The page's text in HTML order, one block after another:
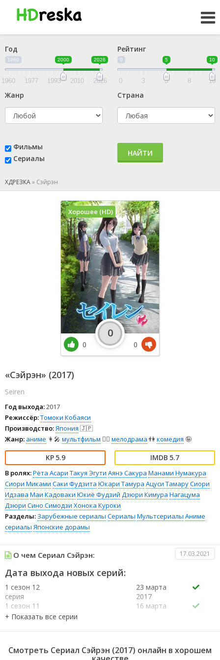
Год
1960 2000 2026
1960 1977 1993 2010 2026
Рейтинг
0 5 10
0 3 5 8 10
Жанр Страна
Фильмы
Сериалы
НАЙТИ
ХДРЕЗКА» Сэйрэн
«Сэйрэн» (2017)
Seiren
Год выхода:2017
Режиссёр:Томоки Кобаяси
Производство:Япония 🇯🇵
Жанр: аниме 👩‍🎤 мультфильм 🧚‍♀️ мелодрама 👫комедия 🤪
5.9 5.7
В ролях:Рёта Асари Такуя Эгути Аянэ Сакура Манами Нумакура
Сиори Миками Саки Фудзита Юкари Тамура Ацуси ТамаруСиори
Идзава Маи Кадоваки Юкиё Фудзий Дзюри Кимура Нагацума
Дзюри Сино Симодзи Хонока Куроки
Разделы: Зарубежные сериалы Сериалы Мультсериалы Аниме
сериалы Японские дорамы
Хорошее (HD)
0
0
0
О чем Сериал Сэйрэн: 17.03.2021
Дата выхода новых серий:
1 сезон 12
серия
23 марта
2017
1 сезон 11
серия
16 марта
серия
2017
серия
2017
Смотреть Сериал Сэйрэн (2017) онлайн в хорошем